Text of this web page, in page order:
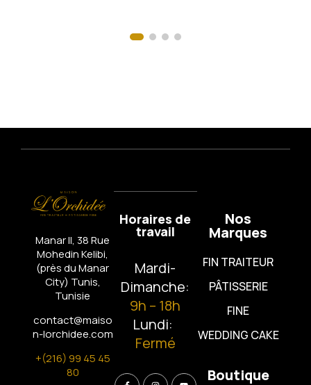
Manar II, 38 Rue
Mohedin Kelibi,
(près du Manar
City) Tunis,
Tunisie
contact@maiso
n-lorchidee.com
+(216) 99 45 45
80
Nos
Marques
FIN TRAITEUR
PÂTISSERIE
FINE
WEDDING CAKE
Boutique
Horaires de
travail
Mardi-
Dimanche:
9h – 18h
Lundi:
Fermé